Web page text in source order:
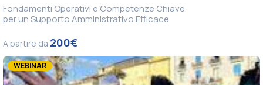
Fondamenti Operativi e Competenze Chiave
per un Supporto Amministrativo Efficace
A partire da 200€
WEBINAR